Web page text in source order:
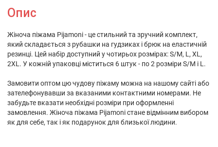
Опис
Жіноча піжама Pijamoni - це стильний та зручний комплект,
який складається з рубашки на гудзиках і брюк на еластичній
резинці. Цей набір доступний у чотирьох розмірах: S/M, L, XL,
2XL. У кожній упаковці міститься 6 штук - по 2 розміри S/M і L.
Замовити оптом цю чудову піжаму можна на нашому сайті або
зателефонувавши за вказаними контактними номерами. Не
забудьте вказати необхідні розміри при оформленні
замовлення. Жіноча піжама Pijamoni стане відмінним вибором
як для себе, так і як подарунок для близької людини.